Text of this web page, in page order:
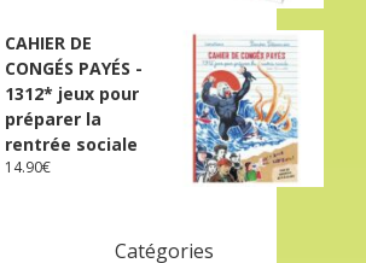
CAHIER DE
CONGÉS PAYÉS -
1312* jeux pour
préparer la
rentrée sociale
14.90€
Catégories